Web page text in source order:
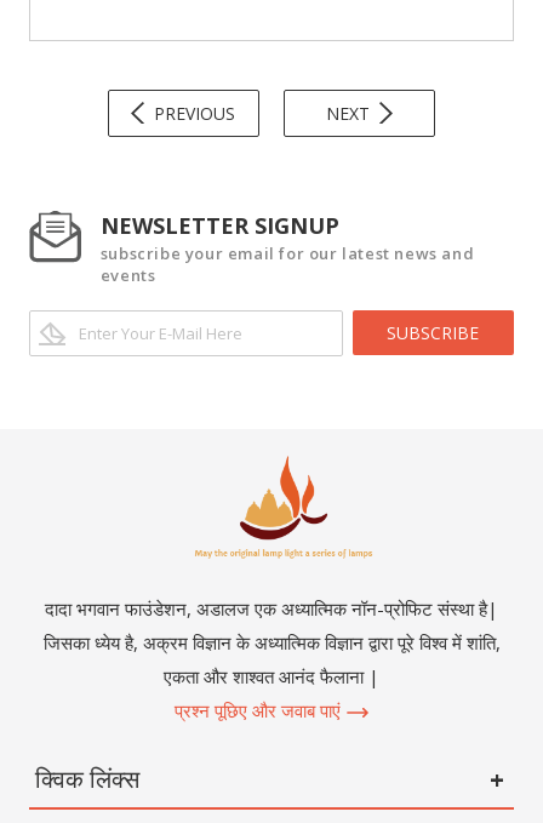
PREVIOUS NEXT
NEWSLETTER SIGNUP
subscribe your email for our latest news and
events
SUBSCRIBE
दादा भगवान फाउंडेशन, अडालज एक अध्यात्मिक नॉन-प्रोफिट संस्था है|
जिसका ध्येय है, अक्रम विज्ञान के अध्यात्मिक विज्ञान द्वारा पूरे विश्व में शांति,
एकता और शाश्वत आनंद फैलाना |
प्रश्न पूछिए और जवाब पाएं
क्विक लिंक्स